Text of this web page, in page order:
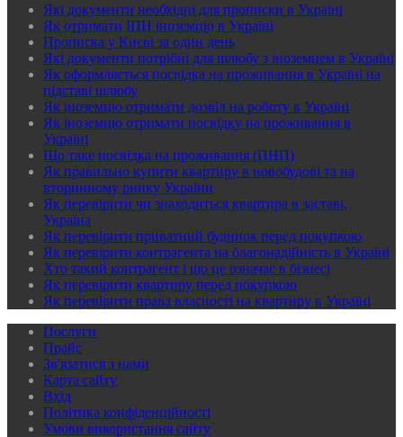
Які документи необхідні для прописки в Україні
Як отримати ІПН іноземцю в Україні
Прописка у Києві за один день
Які документи потрібні для шлюбу з іноземцем в Україні
Як оформляється посвідка на проживання в Україні на
підставі шлюбу
Як іноземцю отримати дозвіл на роботу в Україні
Як іноземцю отримати посвідку на проживання в
Україні
Що таке посвідка на проживання (ПНП)
Як правильно купити квартиру в новобудові та на
вторинному ринку України
Як перевірити чи знаходиться квартира в заставі,
Україна
Як перевірити приватний будинок перед покупкою
Як перевірити контрагента на благонадійність в Україні
Хто такий контрагент і що це означає в бізнесі
Як перевірити квартиру перед покупкою
Як перевірити права власності на квартиру в Україні
Послуги
Прайс
Зв'язатися з нами
Карта сайту
Вхід
Політика конфіденційності
Умови використання сайту